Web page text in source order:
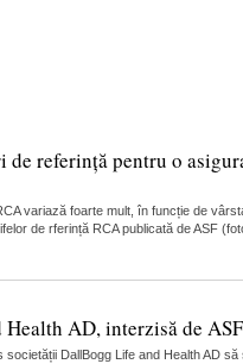
de referință pentru o
variază foarte mult, în funcție de
de rferință RCA publicată de ASF
AD, interzisă de ASF
societății DallBogg Life and Health AD